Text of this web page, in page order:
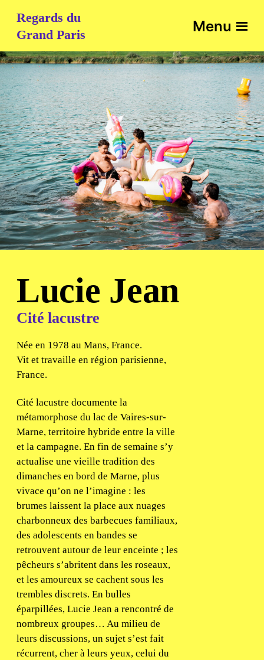
Regards du
Grand Paris
Menu
Lucie Jean
Cité lacustre
Née en 1978 au Mans, France.
Vit et travaille en région parisienne,
France.
Cité lacustre documente la
métamorphose du lac de Vaires-sur-
Marne, territoire hybride entre la ville
et la campagne. En fin de semaine s’y
actualise une vieille tradition des
dimanches en bord de Marne, plus
vivace qu’on ne l’imagine : les
brumes laissent la place aux nuages
charbonneux des barbecues familiaux,
des adolescents en bandes se
retrouvent autour de leur enceinte ; les
pêcheurs s’abritent dans les roseaux,
et les amoureux se cachent sous les
trembles discrets. En bulles
éparpillées, Lucie Jean a rencontré de
nombreux groupes… Au milieu de
leurs discussions, un sujet s’est fait
récurrent, cher à leurs yeux, celui du